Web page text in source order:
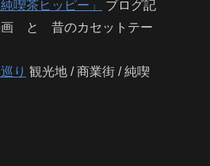
喫茶ヒッピー」
ブログ記
画 と 昔のカセットテー
り 観光地 / 商業街 / 純喫